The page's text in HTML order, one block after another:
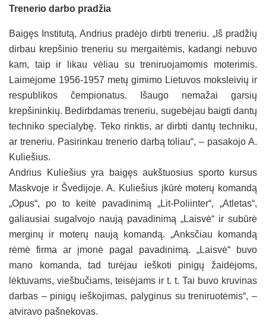
Trenerio darbo pradžia
Baigęs Institutą, Andrius pradėjo dirbti treneriu. „Iš pradžių
dirbau krepšinio treneriu su mergaitėmis, kadangi nebuvo
kam, taip ir likau vėliau su treniruojamomis moterimis.
Laimėjome 1956-1957 metų gimimo Lietuvos moksleivių ir
respublikos čempionatus. Išaugo nemažai garsių
krepšininkių. Bedirbdamas treneriu, sugebėjau baigti dantų
techniko specialybę. Teko rinktis, ar dirbti dantų techniku,
ar treneriu. Pasirinkau trenerio darbą toliau“, – pasakojo A.
Kuliešius.
Andrius Kuliešius yra baigęs aukštuosius sporto kursus
Maskvoje ir Švedijoje. A. Kuliešius įkūrė moterų komandą
„Opus“, po to keitė pavadinimą „Lit-Poliinter“, „Atletas“,
galiausiai sugalvojo naują pavadinimą „Laisvė“ ir subūrė
merginų ir moterų naują komandą. „Anksčiau komandą
rėmė firma ar įmonė pagal pavadinimą. „Laisvė“ buvo
mano komanda, tad turėjau ieškoti pinigų žaidėjoms,
lėktuvams, viešbučiams, teisėjams ir t. t. Tai buvo kruvinas
darbas – pinigų ieškojimas, palyginus su treniruotėmis“, –
atviravo pašnekovas.